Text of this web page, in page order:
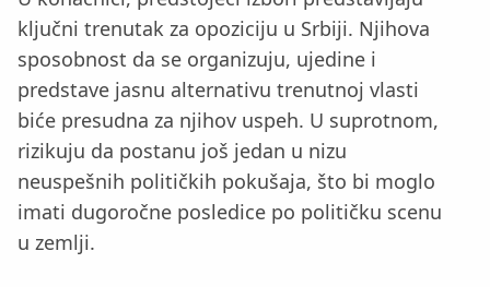
ključni trenutak za opoziciju u Srbiji. Njihova
sposobnost da se organizuju, ujedine i
predstave jasnu alternativu trenutnoj vlasti
biće presudna za njihov uspeh. U suprotnom,
rizikuju da postanu još jedan u nizu
neuspešnih političkih pokušaja, što bi moglo
imati dugoročne posledice po političku scenu
u zemlji.